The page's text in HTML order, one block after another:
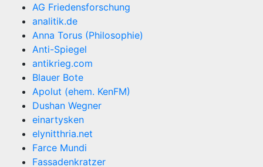
AG Friedensforschung
analitik.de
Anna Torus (Philosophie)
Anti-Spiegel
antikrieg.com
Blauer Bote
Apolut (ehem. KenFM)
Dushan Wegner
einartysken
elynitthria.net
Farce Mundi
Fassadenkratzer